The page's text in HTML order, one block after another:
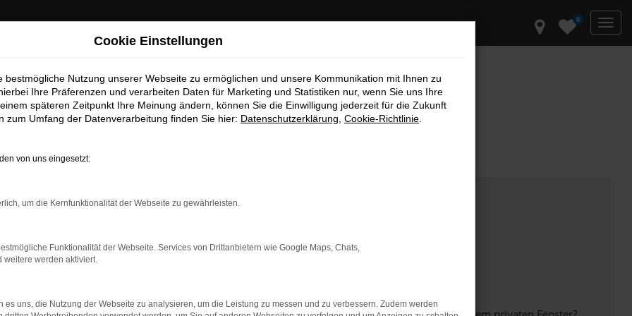
0
Cookie Einstellungen
bestmögliche Nutzung unserer Webseite zu ermöglichen und unsere Kommunikation mit Ihnen zu
Ihre Präferenzen und verarbeiten Daten für Marketing und Statistiken nur, wenn Sie uns Ihre
späteren Zeitpunkt Ihre Meinung ändern, können Sie die Einwilligung jederzeit für die Zukunft
zum Umfang der Datenverarbeitung finden Sie hier: Datenschutzerklärung Cookie-Richtlinie
von uns eingesetzt:
um die Kernfunktionalität der Webseite zu gewährleisten.
Funktionalität der Webseite. Services von Drittanbietern wie Google Maps, Chats,
weitere werden aktiviert.
es uns, die Nutzung der Webseite zu analysieren, um die Leistung zu messen und zu verbessern. Zudem werden